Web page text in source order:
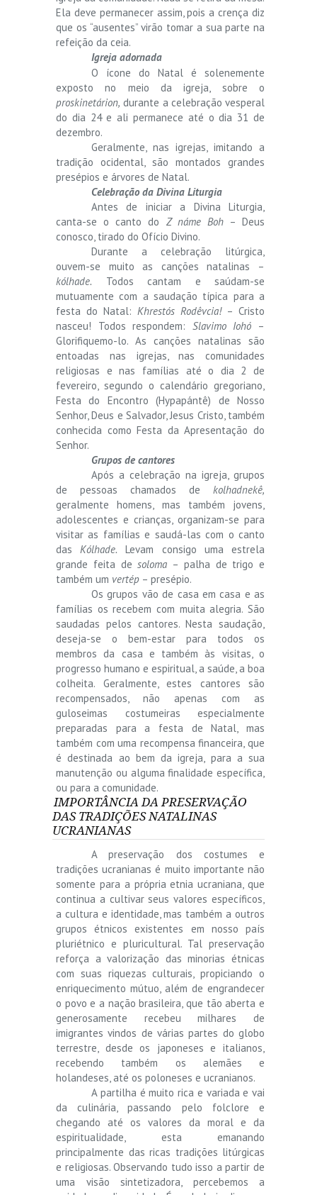
Ela deve permanecer assim, pois a crença diz
que os “ausentes” virão tomar a sua parte na
refeição da ceia.
Igreja adornada
O ícone do Natal é solenemente
exposto no meio da igreja, sobre o
proskinetárion, durante a celebração vesperal
do dia 24 e ali permanece até o dia 31 de
dezembro.
Geralmente, nas igrejas, imitando a
tradição ocidental, são montados grandes
presépios e árvores de Natal.
Celebração da Divina Liturgia
Antes de iniciar a Divina Liturgia,
canta-se o canto do Z náme Boh– Deus
conosco, tirado do Ofício Divino.
Durante a celebração litúrgica,
ouvem-se muito as canções natalinas –
kólhade. Todos cantam e saúdam-se
mutuamente com a saudação típica para a
festa do Natal: Khrestós Rodêvcia!– Cristo
nasceu! Todos respondem: Slavimo Iohó –
Glorifiquemo-lo. As canções natalinas são
entoadas nas igrejas, nas comunidades
religiosas e nas famílias até o dia 2 de
fevereiro, segundo o calendário gregoriano,
Festa do Encontro (Hypapántê) de Nosso
Senhor, Deus e Salvador, Jesus Cristo, também
conhecida como Festa da Apresentação do
Senhor.
Grupos de cantores
Após a celebração na igreja, grupos
de pessoas chamados de kolhadnekê,
geralmente homens, mas também jovens,
adolescentes e crianças, organizam-se para
visitar as famílias e saudá-las com o canto
dasKólhade. Levam consigo uma estrela
grande feita desoloma – palha de trigo e
também um vertép – presépio.
Os grupos vão de casa em casa e as
famílias os recebem com muita alegria. São
saudadas pelos cantores. Nesta saudação,
deseja-se o bem-estar para todos os
membros da casa e também às visitas, o
progresso humano e espiritual, a saúde, a boa
colheita. Geralmente, estes cantores são
recompensados, não apenas com as
guloseimas costumeiras especialmente
preparadas para a festa de Natal, mas
também com uma recompensa financeira, que
é destinada ao bem da igreja, para a sua
manutenção ou alguma finalidade específica,
ou para a comunidade.
IMPORTÂNCIA DA PRESERVAÇÃO
DAS TRADIÇÕES NATALINAS
UCRANIANAS
A preservação dos costumes e
tradições ucranianas é muito importante não
somente para a própria etnia ucraniana, que
continua a cultivar seus valores específicos,
a cultura e identidade, mas também a outros
grupos étnicos existentes em nosso país
pluriétnico e pluricultural. Tal preservação
reforça a valorização das minorias étnicas
com suas riquezas culturais, propiciando o
enriquecimento mútuo, além de engrandecer
o povo e a nação brasileira, que tão aberta e
generosamente recebeu milhares de
imigrantes vindos de várias partes do globo
terrestre, desde os japoneses e italianos,
recebendo também os alemães e
holandeses, até os poloneses e ucranianos.
A partilha é muito rica e variada e vai
da culinária, passando pelo folclore e
chegando até os valores da moral e da
espiritualidade, esta emanando
principalmente das ricas tradições litúrgicas
e religiosas. Observando tudo isso a partir de
uma visão sintetizadora, percebemos a